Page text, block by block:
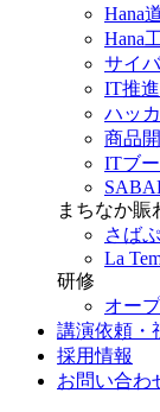
Hana
Hana
サイ
IT推
ハッ
商品
ITブ
まちなか賑
さば
La
研修
オー
講演依頼・
採用情報
お問い合わ